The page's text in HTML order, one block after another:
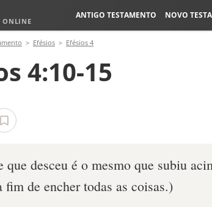
ONLINE
ANTIGO TESTAMENTO NOVO
Efésios Efésios 4
4:10-15
que desceu é o mesmo que subiu
fim de encher todas as coisas.)